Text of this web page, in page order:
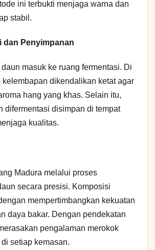
ini terbukti menjaga warna dan
stabil.
dan Penyimpanan
masuk ke ruang fermentasi. Di
kelembapan dikendalikan ketat agar
hang yang khas. Selain itu,
difermentasi disimpan di tempat
kualitas.
Madura melalui proses
secara presisi. Komposisi
mempertimbangkan kekuatan
daya bakar. Dengan pendekatan
pengalaman merokok
setiap kemasan.